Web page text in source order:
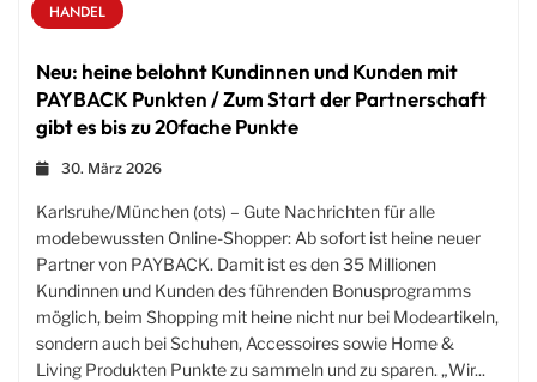
HANDEL
Neu: heine belohnt Kundinnen und Kunden mit
PAYBACK Punkten / Zum Start der Partnerschaft
gibt es bis zu 20fache Punkte
30. März 2026
Karlsruhe/München (ots) – Gute Nachrichten für alle
modebewussten Online-Shopper: Ab sofort ist heine neuer
Partner von PAYBACK. Damit ist es den 35 Millionen
Kundinnen und Kunden des führenden Bonusprogramms
möglich, beim Shopping mit heine nicht nur bei Modeartikeln,
sondern auch bei Schuhen, Accessoires sowie Home &
Living Produkten Punkte zu sammeln und zu sparen. „Wir...